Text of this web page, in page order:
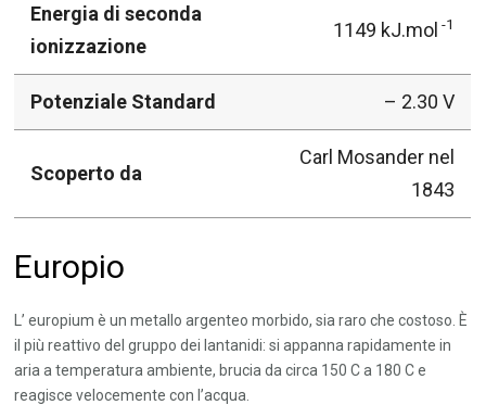
Energia di seconda
ionizzazione
1149 kJ.mol -1
Potenziale Standard – 2.30 V
Scoperto da
Carl Mosander nel
1843
Europio
L’ europium è un metallo argenteo morbido, sia raro che costoso. È
il più reattivo del gruppo dei lantanidi: si appanna rapidamente in
aria a temperatura ambiente, brucia da circa 150 C a 180 C e
reagisce velocemente con l’acqua.